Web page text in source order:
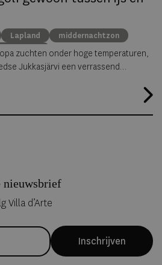
Lapland
middernachtzon
reizen
zuchten onder hoge temperaturen,
Jukkasjärvi een verrassend
gasten zelfs midden in de zomer
nieuwsbrief
Villa d’Arte
Inschrijven